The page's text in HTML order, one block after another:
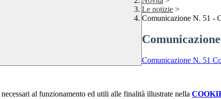
Le notizie >
Comunicazione N. 51 -
Comunicazione N. 51
al funzionamento ed utili alle finalità illustrate nella